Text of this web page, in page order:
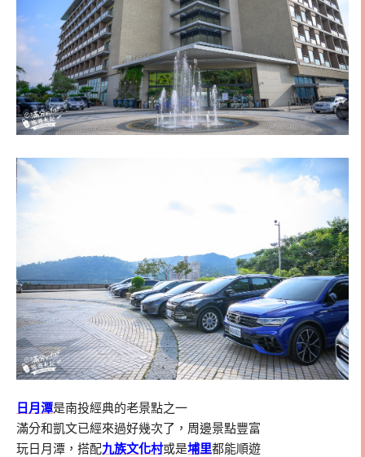
日月潭是南投經典的老景點之一
滿分和凱文已經來過好幾次了，周邊景點豐富
玩日月潭，搭配九族文化村或是埔里都能順遊